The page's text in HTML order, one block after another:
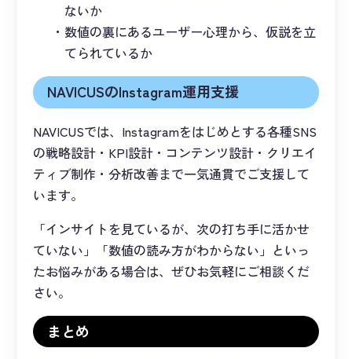
ないか
数値の裏にあるユーザー心理から、仮説を立
てられているか
NAVICUSのInstagram運用支援
NAVICUSでは、Instagramをはじめとする各種SNS
の戦略設計・KPI設計・コンテンツ設計・クリエイ
ティブ制作・分析改善まで一気通貫でご支援して
います。
「インサイトを見ているが、次の打ち手に活かせ
ていない」「数値の読み方がわからない」といっ
たお悩みがある場合は、ぜひお気軽にご相談くだ
さい。
まとめ